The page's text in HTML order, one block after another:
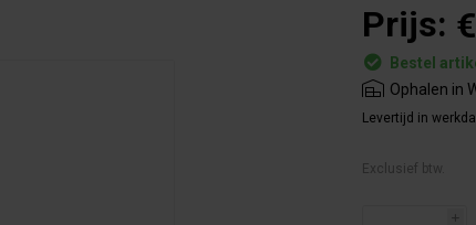
Prijs:
Bestel
Ophalen in
Levertijd in
Exclusief btw.
i